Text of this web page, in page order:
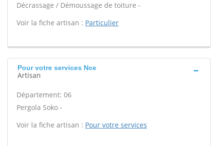
Décrassage / Démoussage de toiture -
Voir la fiche artisan : Particulier
Pour votre services Nce
Artisan
Département: 06
Pergola Soko -
Voir la fiche artisan : Pour votre services